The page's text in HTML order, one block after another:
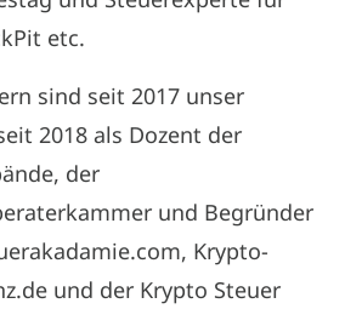
etc.
sind seit 2017 unser
2018 als Dozent der
der
und Begründer
Krypto-
und der Krypto Steuer